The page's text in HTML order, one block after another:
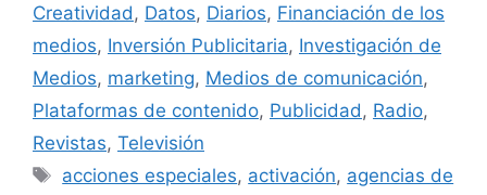
Creatividad , Datos, Diarios, Financiación de los
medios, Inversión Publicitaria, Investigación de
Medios, marketing, Medios de comunicación,
Plataformas de contenido, Publicidad , Radio,
Revistas, Televisión
Etiquetas
acciones especiales, activación, agencias de